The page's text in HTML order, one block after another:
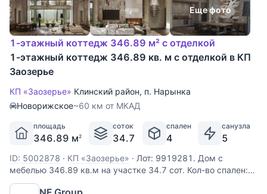
Еще фото
1-этажный коттедж 346.89 м² с отделкой
1-этажный коттедж 346.89 кв. м с отделкой в КП
Заозерье
КП «Заозерье» Клинский район, п. Нарынка
Новорижское~60 км от МКАД
площадь
346.89 м2
соток
34.7
спален
4
санузла
5
ID: 5002878 · КП «Заозерье» · Лот: 9919281. Дом с
мебелью 346.89 кв.м на участке 34.7 cот. Кол-во спален:
4. Кол-во с/у: 5. Поселок «ЗаОзерье». Новорижское шоссе,